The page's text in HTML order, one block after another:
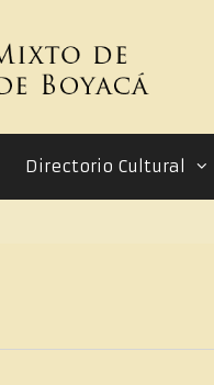
Directorio Cultural